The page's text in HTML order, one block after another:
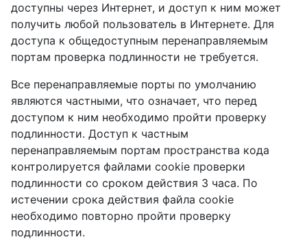
доступны через Интернет, и доступ к ним может
получить любой пользователь в Интернете. Для
доступа к общедоступным перенаправляемым
портам проверка подлинности не требуется.
Все перенаправляемые порты по умолчанию
являются частными, что означает, что перед
доступом к ним необходимо пройти проверку
подлинности. Доступ к частным
перенаправляемым портам пространства кода
контролируется файлами cookie проверки
подлинности со сроком действия 3 часа. По
истечении срока действия файла cookie
необходимо повторно пройти проверку
подлинности.